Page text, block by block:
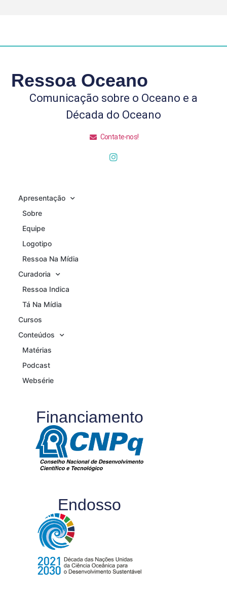
Ressoa Oceano
Comunicação sobre o Oceano e a
Década do Oceano
Contate-nos!
Apresentação
Sobre
Equipe
Logotipo
Ressoa Na Mídia
Curadoria
Ressoa Indica
Tá Na Mídia
Cursos
Conteúdos
Matérias
Podcast
Websérie
Financiamento
Endosso